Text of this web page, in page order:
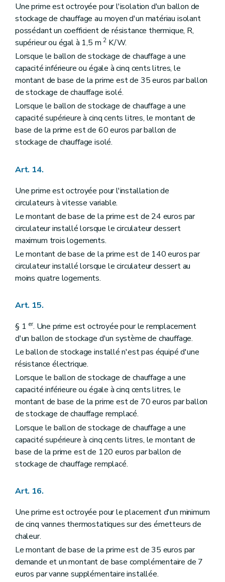
Une prime est octroyée pour l'isolation d'un ballon de
stockage de chauffage au moyen d'un matériau isolant
possédant un coefficient de résistance thermique, R,
supérieur ou égal à 1,5 m 2 K/W.
Lorsque le ballon de stockage de chauffage a une
capacité inférieure ou égale à cinq cents litres, le
montant de base de la prime est de 35 euros par ballon
de stockage de chauffage isolé.
Lorsque le ballon de stockage de chauffage a une
capacité supérieure à cinq cents litres, le montant de
base de la prime est de 60 euros par ballon de
stockage de chauffage isolé.
Art. 14.
Une prime est octroyée pour l'installation de
circulateurs à vitesse variable.
Le montant de base de la prime est de 24 euros par
circulateur installé lorsque le circulateur dessert
maximum trois logements.
Le montant de base de la prime est de 140 euros par
circulateur installé lorsque le circulateur dessert au
moins quatre logements.
Art. 15.
§ 1 er. Une prime est octroyée pour le remplacement
d'un ballon de stockage d'un système de chauffage.
Le ballon de stockage installé n'est pas équipé d'une
résistance électrique.
Lorsque le ballon de stockage de chauffage a une
capacité inférieure ou égale à cinq cents litres, le
montant de base de la prime est de 70 euros par ballon
de stockage de chauffage remplacé.
Lorsque le ballon de stockage de chauffage a une
capacité supérieure à cinq cents litres, le montant de
base de la prime est de 120 euros par ballon de
stockage de chauffage remplacé.
Art. 16.
Une prime est octroyée pour le placement d'un minimum
de cinq vannes thermostatiques sur des émetteurs de
chaleur.
Le montant de base de la prime est de 35 euros par
demande et un montant de base complémentaire de 7
euros par vanne supplémentaire installée.